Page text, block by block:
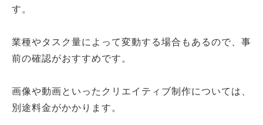
す。
業種やタスク量によって変動する場合もあるので、事
前の確認がおすすめです。
画像や動画といったクリエイティブ制作については、
別途料金がかかります。